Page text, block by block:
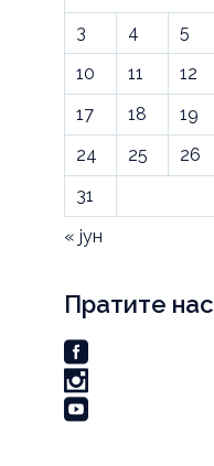
3
4 5
10
11 12
17
18 19
24
25 26
31
« јун
Пратите нас